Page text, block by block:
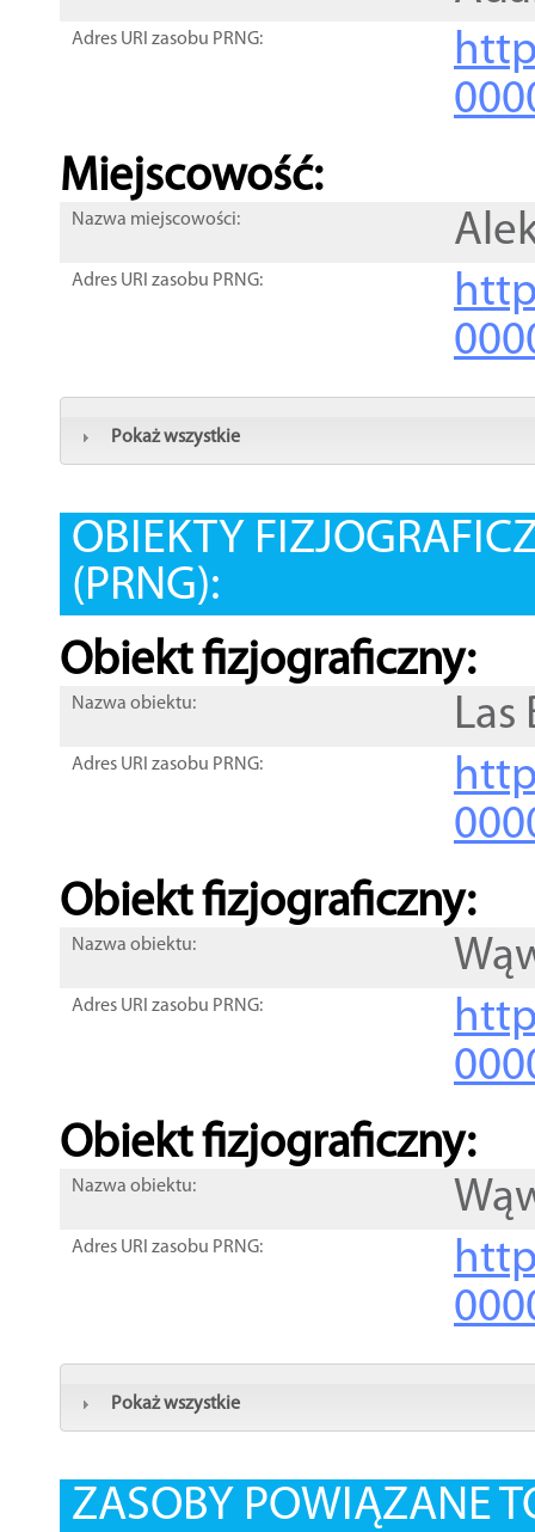
Adres URI zasobu PRNG:
Miejscowość:
Nazwa miejscowości:
Adres URI zasobu PRNG:
Pokaż wszystkie
OBIEKTY
(PRNG):
Obiekt fizjograficzny:
Nazwa obiektu: Las
Adres URI zasobu PRNG:
Obiekt fizjograficzny:
Nazwa obiektu:
Adres URI zasobu PRNG:
Obiekt fizjograficzny:
Nazwa obiektu:
Adres URI zasobu PRNG:
Pokaż wszystkie
ZASOBY POWIĄZANE